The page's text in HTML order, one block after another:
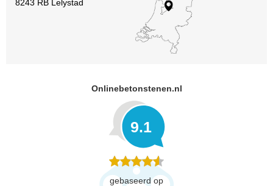
8243 RB Lelystad
Onlinebetonstenen.nl
9.1
gebaseerd op